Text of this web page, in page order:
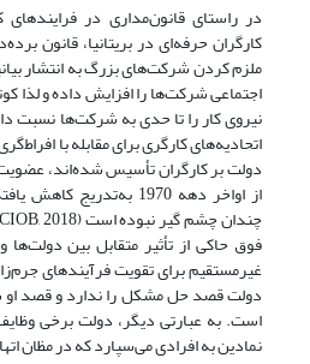
در راستای قانون‌مداری در
کارگران حرفه‌ای در بریتانیا، قانون
ملزم کردن شرکت‌های بزرگ به انتشار
اجتماعی شرکت‌ها را افزایش داده و لذا
نیروی کار را تا حدی به شرکت‌ها نسبت
اتحادیه‌های کارگری برای مقابله با
دولت بر کارگران تأسیس شده‌اند، عضویت
از اواخر دهه 1970
فوق حاکی از تأثیر متقابل بین
غیرمستقیم برای تقویت فرآیندهای
دولت قصد حل مشکل را ندارد و قصد او
است. به عبارتی دیگر، دولت برخی
نمادین به افرادی می‌سپارد که در مظان